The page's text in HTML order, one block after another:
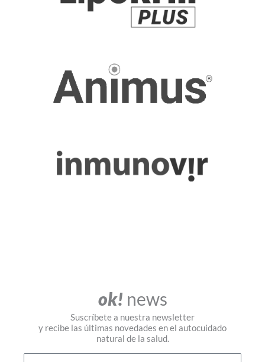
ok! news
Suscríbete a nuestra newsletter
y recibe las últimas novedades en el autocuidado
natural de la salud.